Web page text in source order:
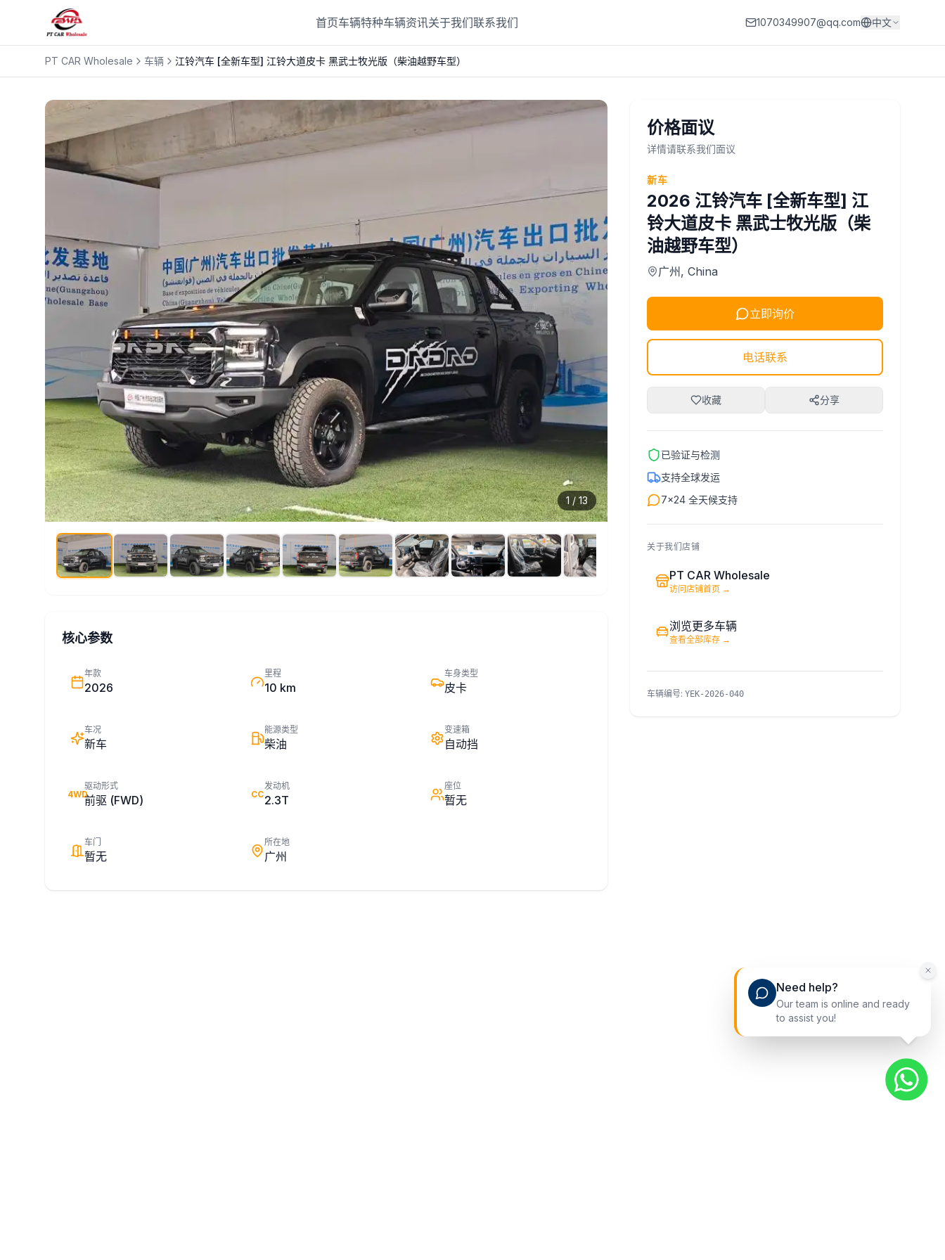
首页车辆特种车辆资讯关于我们联系我们 1070349907@qq.com 中文
PT CAR Wholesale 车辆 江铃汽车 [全新车型] 江铃大道皮卡 黑武士牧光版（柴油越野车型）
1 / 13
核心参数
年款
2026
里程
10 km
车身类型
皮卡
车况
新车
能源类型
柴油
变速箱
自动挡
4WD
驱动形式
前驱 (FWD) CC
发动机
2.3T
座位
暂无
车门
暂无
所在地
广州
价格面议
详情请联系我们面议
新车
2026 江铃汽车 [全新车型] 江
铃大道皮卡 黑武士牧光版（柴
油越野车型）
广州 , China
立即询价
电话联系
收藏 分享
已验证与检测
支持全球发运
7×24 全天候支持
关于我们店铺
PT CAR Wholesale
访问店铺首页 →
浏览更多车辆
查看全部库存 →
车辆编号: YEK-2026-040
Need help?
Our team is online and ready
to assist you!